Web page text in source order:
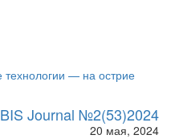
— на острие
BIS Journal №2(53)2024
20 мая, 2024